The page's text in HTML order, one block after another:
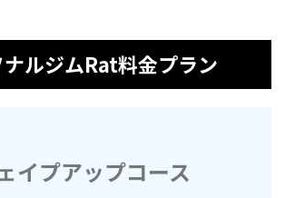
ルジムRat料金プラン
イプアップコース